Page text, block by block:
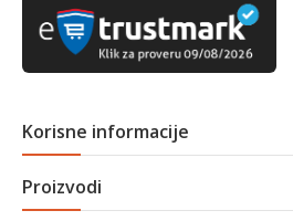
Korisne informacije
Proizvodi